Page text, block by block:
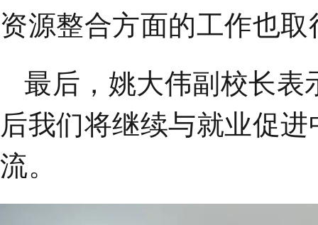
资源整合方面的工作也
最后， 姚大伟副校长表
后我们将继续与就业促进
流。